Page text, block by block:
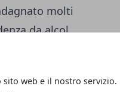
web e il nostro servizio.
molti
da alcol
dopo che i
ricco del
anche